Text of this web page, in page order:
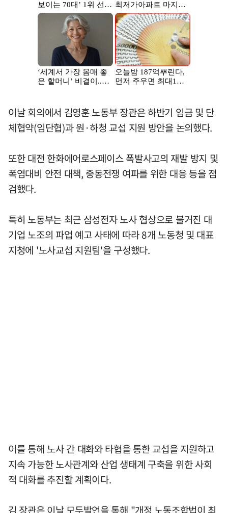
이날 회의에서 김영훈 노동부 장관은 하반기 임금 및 단
체협약(임단협)과 원·하청 교섭 지원 방안을 논의했다.
또한 대전 한화에어로스페이스 폭발사고의 재발 방지 및
폭염대비 안전 대책, 중동전쟁 여파를 위한 대응 등을 점
검했다.
특히 노동부는 최근 삼성전자 노사 협상으로 불거진 대
기업 노조의 파업 예고 사태에 따라 8개 노동청 및 대표
지청에 '노사교섭 지원팀'을 구성했다.
이를 통해 노사 간 대화와 타협을 통한 교섭을 지원하고
지속 가능한 노사관계와 산업 생태계 구축을 위한 사회
적 대화를 추진할 계획이다.
김 장관은 이날 모두발언을 통해 "개정 노동조합법이 최